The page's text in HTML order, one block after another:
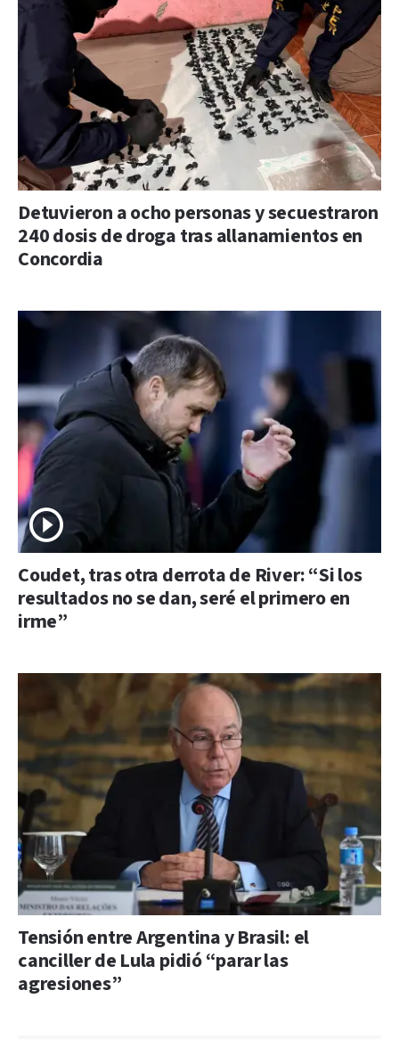
Detuvieron a ocho personas y secuestraron
240 dosis de droga tras allanamientos en
Concordia
Coudet, tras otra derrota de River: “Si los
resultados no se dan, seré el primero en
irme”
Tensión entre Argentina y Brasil: el
canciller de Lula pidió “parar las
agresiones”